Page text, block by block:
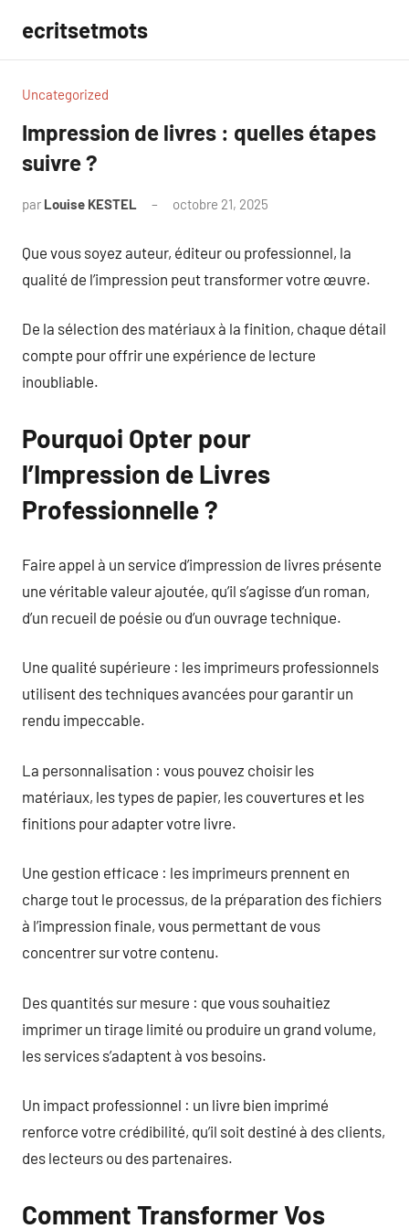
contenu
ecritsetmots
Uncategorized
Impression de livres : quelles étapes
suivre ?
par Louise KESTEL octobre 21, 2025
Que vous soyez auteur, éditeur ou professionnel, la
qualité de l’impression peut transformer votre œuvre.
De la sélection des matériaux à la finition, chaque détail
compte pour offrir une expérience de lecture
inoubliable.
Pourquoi Opter pour
l’Impression de Livres
Professionnelle ?
Faire appel à un service d’impression de livres présente
une véritable valeur ajoutée, qu’il s’agisse d’un roman,
d’un recueil de poésie ou d’un ouvrage technique.
Une qualité supérieure : les imprimeurs professionnels
utilisent des techniques avancées pour garantir un
rendu impeccable.
La personnalisation : vous pouvez choisir les
matériaux, les types de papier, les couvertures et les
finitions pour adapter votre livre.
Une gestion efficace : les imprimeurs prennent en
charge tout le processus, de la préparation des fichiers
à l’impression finale, vous permettant de vous
concentrer sur votre contenu.
Des quantités sur mesure : que vous souhaitiez
imprimer un tirage limité ou produire un grand volume,
les services s’adaptent à vos besoins.
Un impact professionnel : un livre bien imprimé
renforce votre crédibilité, qu’il soit destiné à des clients,
des lecteurs ou des partenaires.
Comment Transformer Vos